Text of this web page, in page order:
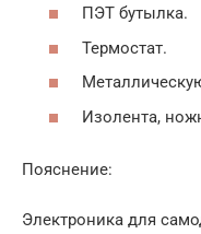
ПЭТ бутылка.
Термостат.
Изолента,
Пояснение:
Электроника для